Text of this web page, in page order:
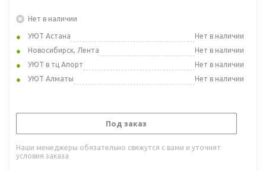
Нет в наличии
УЮТ Астана
Нет в наличии
Новосибирск, Лента
Нет в наличии
УЮТ в тц Апорт
Нет в наличии
УЮТ Алматы
Нет в наличии
Под заказ
Наши менеджеры обязательно свяжутся с вами и уточнят
условия заказа